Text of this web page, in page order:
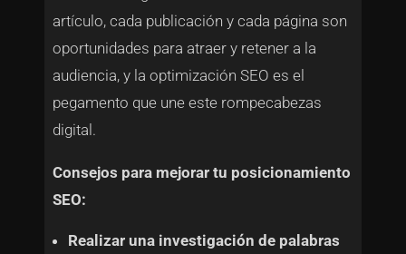
artículo, cada publicación y cada página son
oportunidades para atraer y retener a la
audiencia, y la optimización SEO es el
pegamento que une este rompecabezas
digital.
Consejos para mejorar tu posicionamiento
SEO:
Realizar una investigación de palabras